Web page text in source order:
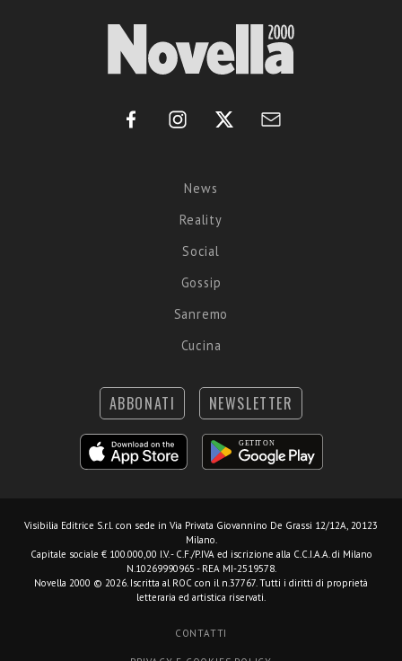
News
Reality
Social
Gossip
Sanremo
Cucina
ABBONATI NEWSLETTER
Visibilia Editrice S.r.l. con sede in Via Privata Giovannino De Grassi 12/12A, 20123
Milano.
Capitale sociale € 100.000,00 I.V. - C.F./P.IVA ed iscrizione alla C.C.I.A.A. di Milano
N.10269990965 - REA MI-2519578.
Novella 2000 © 2026. Iscritta al ROC con il n.37767. Tutti i diritti di proprietà
letteraria ed artistica riservati.
CONTATTI